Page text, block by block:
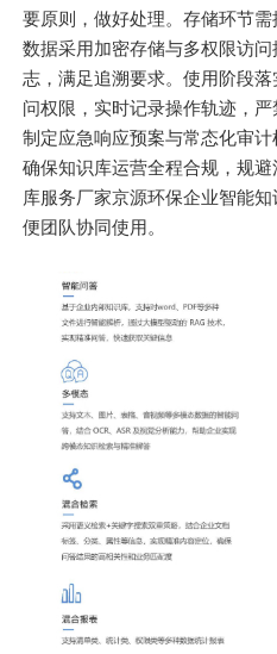
要原则，做好处理。存储环节
数据采用加密存储与多权限访
志，满足追溯要求。使用阶段
问权限，实时记录操作轨迹，
制定应急响应预案与常态化审
确保知识库运营全程合规，规
库服务厂家京源环保企业智能
便团队协同使用。